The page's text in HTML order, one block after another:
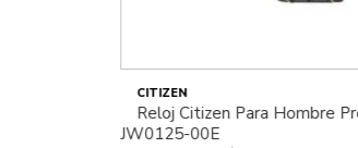
CITIZEN
Reloj Citizen Para Hombre
JW0125-00E